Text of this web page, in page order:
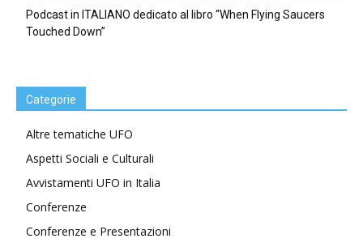
Podcast in ITALIANO dedicato al libro “When Flying Saucers
Touched Down”
Categorie
Altre tematiche UFO
Aspetti Sociali e Culturali
Avvistamenti UFO in Italia
Conferenze
Conferenze e Presentazioni